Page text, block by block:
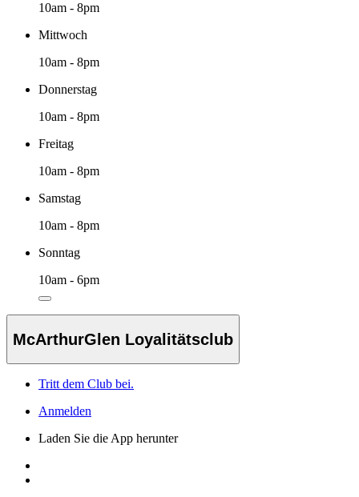
10am - 8pm
Mittwoch
10am - 8pm
Donnerstag
10am - 8pm
Freitag
10am - 8pm
Samstag
10am - 8pm
Sonntag
10am - 6pm
McArthurGlen Loyalitätsclub
Tritt dem Club bei.
Anmelden
Laden Sie die App herunter